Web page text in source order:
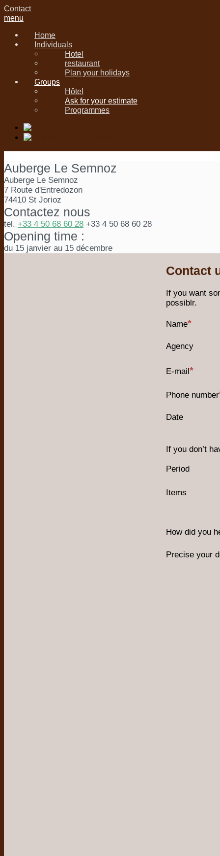
Contact
menu
Home
Individuals
Hotel
restaurant
Plan your holidays
Groups
Hôtel
Ask for your estimate
Programmes
Auberge Le Semnoz
Auberge Le Semnoz
7 Route d'Entredozon
74410 St Jorioz
Contactez nous
tel. +33 4 50 68 60 28 +33 4 50 68 60 28
Opening time :
du 15 janvier au 15 décembre
Contact
If you want
possiblr.
Name
Agency
E-mail
Phone number
Date
If you don’t
Period
Items
How did you
Precise your